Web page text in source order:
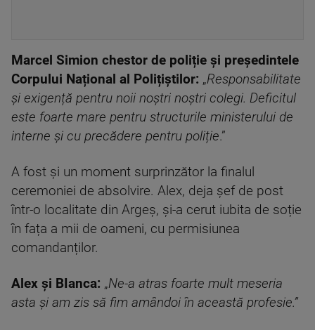
Marcel Simion chestor de poliție și președintele
Corpului Național al Polițiștilor: „Responsabilitate
și exigență pentru noii noștri noștri colegi. Deficitul
este foarte mare pentru structurile ministerului de
interne și cu precădere pentru poliție.”
A fost și un moment surprinzător la finalul
ceremoniei de absolvire. Alex, deja șef de post
într-o localitate din Argeș, și-a cerut iubita de soție
în fața a mii de oameni, cu permisiunea
comandanților.
Alex și BIanca: „Ne-a atras foarte mult meseria
asta și am zis să fim amândoi în această profesie.”